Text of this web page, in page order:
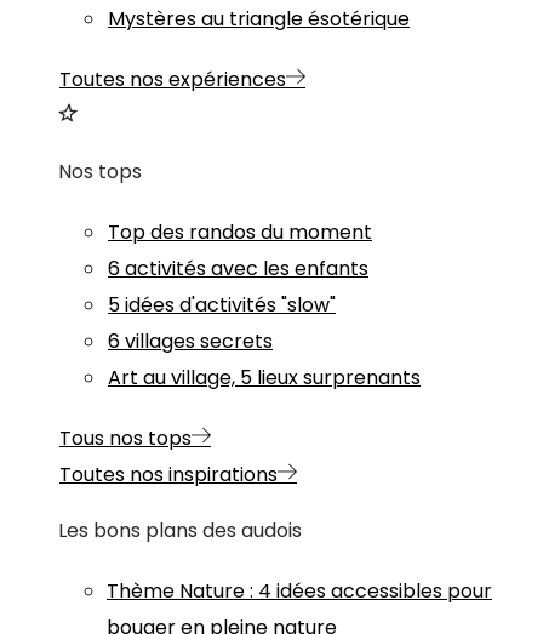
Mystères au triangle ésotérique
Toutes nos expériences
Nos tops
Top des randos du moment
6 activités avec les enfants
5 idées d'activités "slow"
6 villages secrets
Art au village, 5 lieux surprenants
Tous nos tops
Toutes nos inspirations
Les bons plans des audois
Thème Nature: 4 idées accessibles pour
bouger en pleine nature